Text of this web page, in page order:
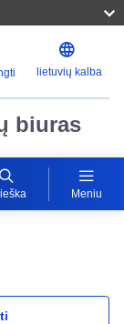
lietuvių kalba
biuras
Meniu